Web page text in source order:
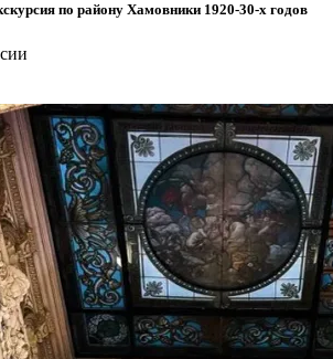
по району Хамовники 1920-30-х годов